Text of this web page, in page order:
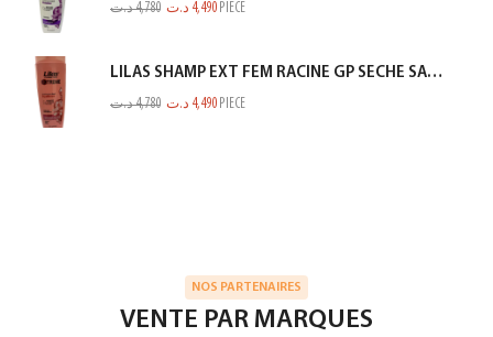
4,780د.ت 4,490 د.ت PIECE
LILAS SHAMP EXT FEM RACINE GP SECHE SAUMON 350ML
4,780د.ت 4,490 د.ت PIECE
NOS PARTENAIRES
VENTE PAR MARQUES